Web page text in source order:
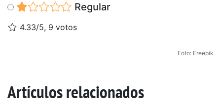
Regular
4.33/5, 9 votos
Foto: Freepik
Artículos relacionados